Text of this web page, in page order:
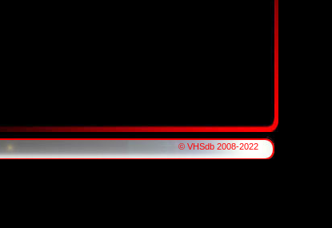
© VHSdb 2008-2022